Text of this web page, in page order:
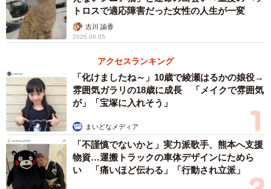
トロスで適応障害だった女性の人生が一変
古川 諭香
2026.08.05
アクセスランキング
「化けましたね～」10歳で綾瀬はるかの娘役→
雰囲気ガラリの18歳に成長 「メイクで雰囲気
が」「宝塚に入れそう」
まいどなメディア
「不謹慎でないかと」実力派歌手、熊本へ支援
物資…運搬トラックの車体デザインにためら
い 「痛いほど伝わる」「行動され立派」